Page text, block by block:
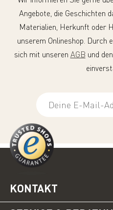
Angebote, die Geschichten
Materialien, Herkunft oder
unserem Onlineshop. Durch
sich mit unseren AGB und den
KONTAKT